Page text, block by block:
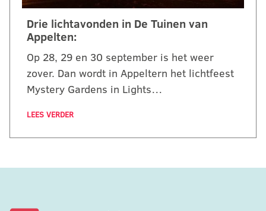
Drie lichtavonden in De Tuinen van
Appelten:
Op 28, 29 en 30 september is het weer
zover. Dan wordt in Appeltern het lichtfeest
Mystery Gardens in Lights…
LEES VERDER